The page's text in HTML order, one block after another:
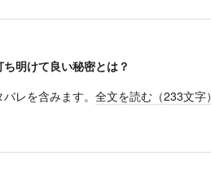
明けて良い秘密とは？
レを含みます。 全文を読む（233文字）